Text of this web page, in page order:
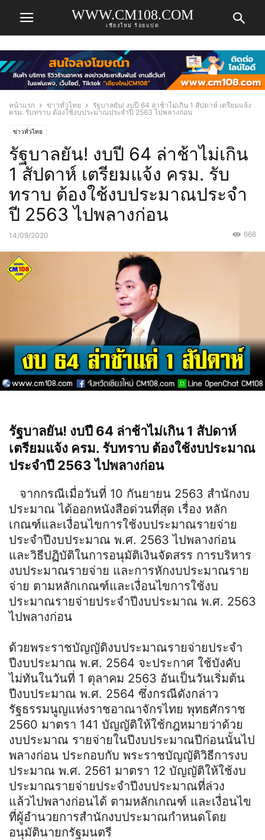
WWW.CM108.COM
เชียงใหม่ ร้อยแปด
หน้าแรก ข่าวทั่วไทย
รัฐบาลยัน! งบปี 64 ล่าช้าไม่เกิน 1 สัปดาห์ เตรียมแจ้ง
ครม. รับทราบ ต้องใช้งบประมาณประจำปี 2563 ไปพลางก่อน
ข่าวทั่วไทย
รัฐบาลยัน! งบปี 64 ล่าช้าไม่เกิน
1 สัปดาห์ เตรียมแจ้ง ครม. รับ
ทราบ ต้องใช้งบประมาณประจำ
ปี 2563 ไปพลางก่อน
14/09/2020 666
รัฐบาลยัน! งบปี 64 ล่าช้าไม่เกิน 1 สัปดาห์
เตรียมแจ้ง ครม. รับทราบ ต้องใช้งบประมาณ
ประจำปี 2563 ไปพลางก่อน
จากกรณีเมื่อวันที่ 10 กันยายน 2563 สํานักงบ
ประมาณ ได้ออกหนังสือด่วนที่สุด เรื่อง หลัก
เกณฑ์และเงื่อนไขการใช้งบประมาณรายจ่าย
ประจําปีงบประมาณ พ.ศ. 2563 ไปพลางก่อน
และวิธีปฏิบัติในการอนุมัติเงินจัดสรร การบริหาร
งบประมาณรายจ่าย และการหักงบประมาณราย
จ่าย ตามหลักเกณฑ์และเงื่อนไขการใช้งบ
ประมาณรายจ่ายประจําปีงบประมาณ พ.ศ. 2563
ไปพลางก่อน
ด้วยพระราชบัญญัติงบประมาณรายจ่ายประจํา
ปีงบประมาณ พ.ศ. 2564 จะประกาศ ใช้บังคับ
ไม่ทันในวันที่ 1 ตุลาคม 2563 อันเป็นวันเริ่มต้น
ปีงบประมาณ พ.ศ. 2564 ซึ่งกรณีดังกล่าว
รัฐธรรมนูญแห่งราชอาณาจักรไทย พุทธศักราช
2560 มาตรา 141 บัญญัติให้ใช้กฎหมายว่าด้วย
งบประมาณ รายจ่ายในปีงบประมาณปีก่อนนั้นไป
พลางก่อน ประกอบกับ พระราชบัญญัติวิธีการงบ
ประมาณ พ.ศ. 2561 มาตรา 12 บัญญัติให้ใช้งบ
ประมาณรายจ่ายประจําปีงบประมาณที่ล่วง
แล้วไปพลางก่อนได้ ตามหลักเกณฑ์ และเงื่อนไข
ที่ผู้อํานวยการสํานักงบประมาณกําหนดโดย
อนุมัตินายกรัฐมนตรี